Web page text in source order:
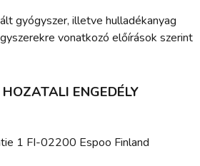
gyógyszer, illetve hulladékanyag
vonatkozó előírások szerint
ENGEDÉLY
1 FI-02200 Espoo Finland